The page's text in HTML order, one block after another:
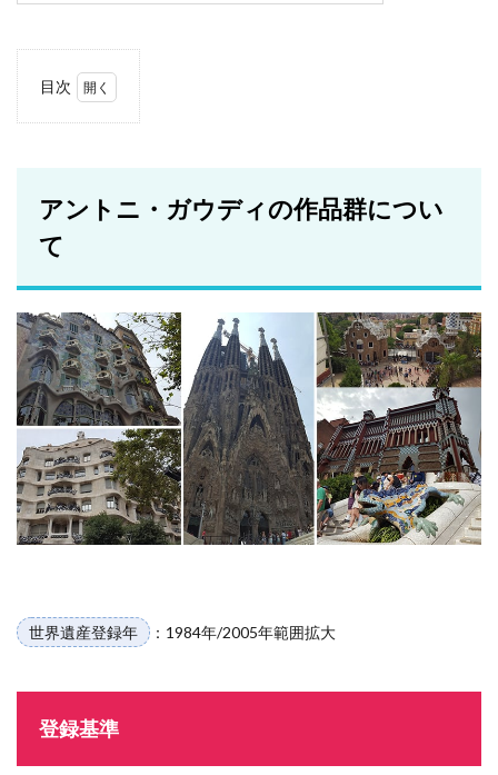
目次
ガウ
ディ
の作
品群
1.1
登録
基準
1.2
遺産
概要
1.2.1
アント
ニ・ガ
ウディ
1.2.2
ガウデ
の特徴
て
2
アントニ・ガウディの作品群につい
て
世界遺産登録年 ：1984年/2005年範囲拡大
登録基準